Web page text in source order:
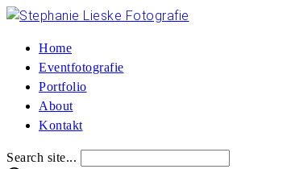
Home
Eventfotografie
Portfolio
About
Kontakt
Search site...